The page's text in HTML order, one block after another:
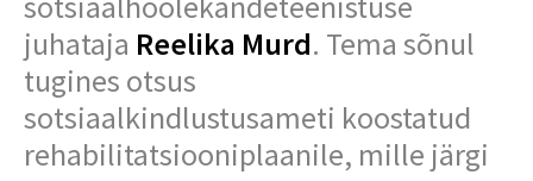
juhataja Reelika Murd. Tema sõnul
tugines otsus
sotsiaalkindlustusameti koostatud
rehabilitatsiooniplaanile, mille järgi